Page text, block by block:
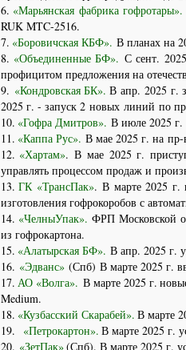
6. «Марьянская фабрика
RUK MTC-2516.
7. «Боровичская КБФ». В планах на
8. «Объединенные БФ». С сент.
профицитом предложения на
9. «Кондровская БК». Вапр. 2025 г.
2025 г. - запуск 2 новых линий по
10. «Гофра Дмитров». В июле 2025
11. «Каппа Рус». В мае 2025 г. на пр-
12. «Хартам». В мае 2025 г.
управлять процессом продаж и
13. ГК «ТрансПак».В марте 2025 г.
изготовления гофрокоробов с
14. «ЧелныУпак».ФРП Московской
из гофрокартона.
15. «Алатырская БФ». В апр. 2025 г.
16. «Эдванс» (Спб) В марте 2025 г.
17. АО «Волга». В марте 2025 г. н
Medium.
18. «Кузбасский Скарабей». В марте
19.
«Петрокартон». В марте 2025 г.
20. «ЗетПак» (Спб). В марте 2025 г.